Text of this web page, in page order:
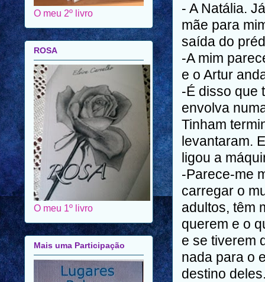
- A Natália.
mãe para
saída do
-A mim
e o Artur
-É disso que
envolva
Tinham
levantaram.
ligou a
-Parece-me
carregar o
adultos, têm
querem e o
e se tiverem
nada para o
destino
O meu 2º livro
ROSA
O meu 1º livro
Mais uma Participação